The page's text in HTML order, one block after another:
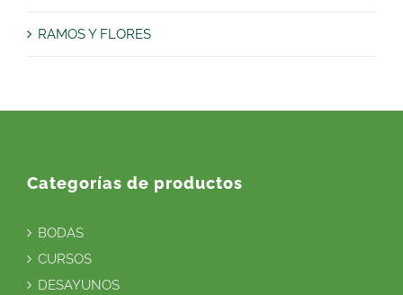
RAMOS Y FLORES
Categorías de productos
BODAS
CURSOS
DESAYUNOS